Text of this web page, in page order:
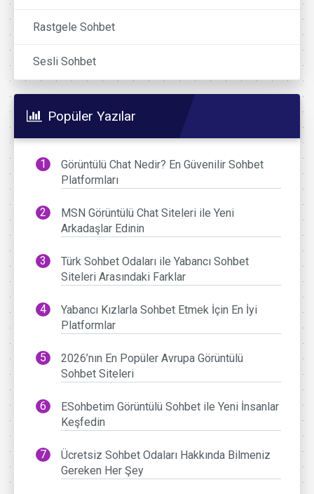
Rastgele Sohbet
Sesli Sohbet
Popüler Yazılar
Görüntülü Chat Nedir? En Güvenilir Sohbet
Platformları
MSN Görüntülü Chat Siteleri ile Yeni
Arkadaşlar Edinin
Türk Sohbet Odaları ile Yabancı Sohbet
Siteleri Arasındaki Farklar
Yabancı Kızlarla Sohbet Etmek İçin En İyi
Platformlar
2026’nın En Popüler Avrupa Görüntülü
Sohbet Siteleri
ESohbetim Görüntülü Sohbet ile Yeni İnsanlar
Keşfedin
Ücretsiz Sohbet Odaları Hakkında Bilmeniz
Gereken Her Şey